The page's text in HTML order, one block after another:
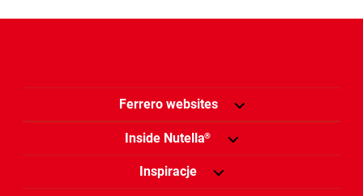
Ferrero websites
Inside Nutella®
Inspiracje